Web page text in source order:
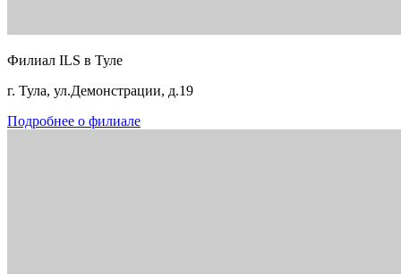
Филиал ILS в Туле
г. Тула, ул.Демонстрации, д.19
Подробнее о филиале